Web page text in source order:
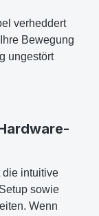
verheddert
Bewegung
ungestört
die intuitive
sowie
Wenn